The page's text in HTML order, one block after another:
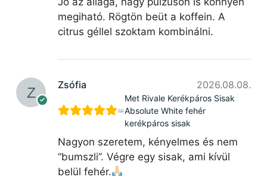
megiható. Rögtön beüt a koffein. A
citrus géllel szoktam kombinálni.
Zsófia 2026.08.08.
Met Rivale Kerékpáros Sisak
Absolute White fehér
kerékpáros sisak
Nagyon szeretem, kényelmes és nem
“bumszli”. Végre egy sisak, ami kívül
belül fehér.